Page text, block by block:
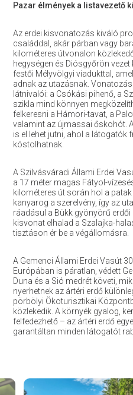
Pazar élmények a listavezető
Az erdei kisvonatozás kiváló
családdal, akár párban vagy
kilométeres útvonalon
hegységen és Diósgyőrön vezet
festői Mélyvölgyi viadukttal,
adnak az utazásnak.
látnivalói: a Csókási pihenő, a
szikla mind könnyen
felkeresni a Hámori-tavat, a
valamint az újmassai őskohót.
is el lehet jutni, ahol a látogatók
kóstolhatnak.
A Szilvásváradi Állami Erdei
a 17 méter magas Fátyol-
kilométeres út során hol a
kanyarog a szerelvény, így az
ráadásul a Bükk gyönyörű
kisvonat elhalad a Szalajka-
tisztáson ér be a végállomásra.
A Gemenci Állami Erdei Vasút
Európában is páratlan, védett
Duna és a Sió medrét követi,
nyerhetnek az ártéri erdő
pörbölyi Ökoturisztikai
közlekedik. A környék gyalog,
felfedezhető – az ártéri erdő
garantáltan minden látogatót